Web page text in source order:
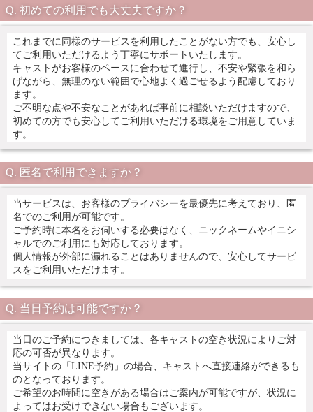
初めての利用でも大丈夫ですか？
これまでに同様のサービスを利用したことがない方でも、安心し
てご利用いただけるよう丁寧にサポートいたします。
キャストがお客様のペースに合わせて進行し、不安や緊張を和ら
げながら、無理のない範囲で心地よく過ごせるよう配慮しており
ます。
ご不明な点や不安なことがあれば事前に相談いただけますので、
初めての方でも安心してご利用いただける環境をご用意していま
す。
匿名で利用できますか？
当サービスは、お客様のプライバシーを最優先に考えており、匿
名でのご利用が可能です。
ご予約時に本名をお伺いする必要はなく、ニックネームやイニシ
ャルでのご利用にも対応しております。
個人情報が外部に漏れることはありませんので、安心してサービ
スをご利用いただけます。
当日予約は可能ですか？
当日のご予約につきましては、各キャストの空き状況によりご対
応の可否が異なります。
当サイトの「LINE予約」の場合、キャストへ直接連絡ができるも
のとなっております。
ご希望のお時間に空きがある場合はご案内が可能ですが、状況に
よってはお受けできない場合もございます。